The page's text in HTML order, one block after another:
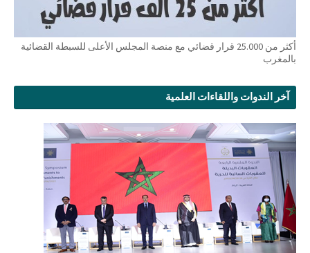
أكثر من 25.000 قرار قضائي مع منصة المجلس الأعلى للسبطة القضائية
بالمغرب
آخر الندوات واللقاءات العلمية